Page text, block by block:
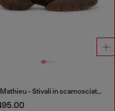
D-Mathieu - Stivali in scamosciato con suola in gomma